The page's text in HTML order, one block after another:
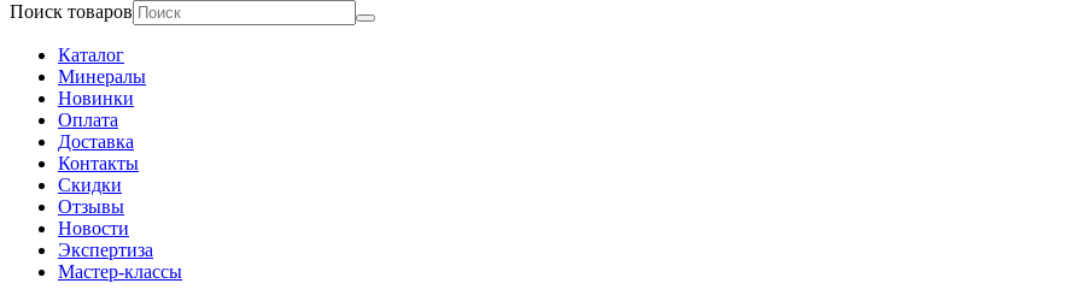
Поиск товаров
Каталог
Минералы
Новинки
Оплата
Доставка
Контакты
Скидки
Отзывы
Новости
Экспертиза
Мастер-классы